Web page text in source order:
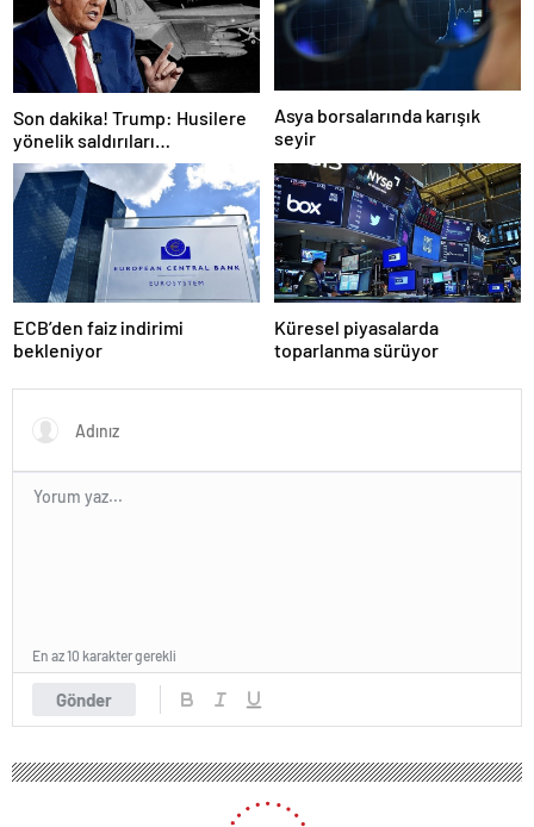
Son dakika! Trump: Husilere
yönelik saldırıları
durduruyoruz
Asya borsalarında karışık
seyir
ECB’den faiz indirimi
bekleniyor
Küresel piyasalarda
toparlanma sürüyor
Gönder
En az 10 karakter gerekli